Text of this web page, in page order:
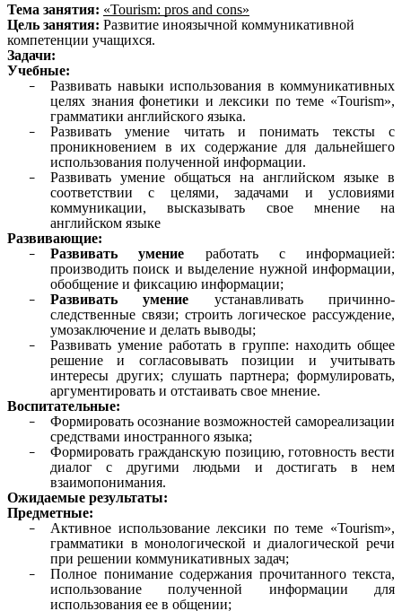
Тема занятия: «Tourism: pros and cons»
Цель занятия: Развитие иноязычной коммуникативной
компетенции учащихся.
Задачи:
Учебные:
Развивать навыки использования в коммуникативных
целях знания фонетики и лексики по теме «Tourism»,
грамматики английского языка.
Развивать умение читать и понимать тексты с
проникновением в их содержание для дальнейшего
использования полученной информации.
Развивать умение общаться на английском языке в
соответствии с целями, задачами и условиями
коммуникации, высказывать свое мнение на
английском языке
Развивающие:
Развивать умение работать с информацией:
производить поиск и выделение нужной информации,
обобщение и фиксацию информации;
Развивать умение устанавливать причинно-
следственные связи; строить логическое рассуждение,
умозаключение и делать выводы;
Развивать умение работать в группе: находить общее
решение и согласовывать позиции и учитывать
интересы других; слушать партнера; формулировать,
аргументировать и отстаивать свое мнение.
Воспитательные:
Формировать осознание возможностей самореализации
средствами иностранного языка;
Формировать гражданскую позицию, готовность вести
диалог с другими людьми и достигать в нем
взаимопонимания.
Ожидаемые результаты:
Предметные:
Активное использование лексики по теме «Tourism»,
грамматики в монологической и диалогической речи
при решении коммуникативных задач;
Полное понимание содержания прочитанного текста,
использование полученной информации для
использования ее в общении;